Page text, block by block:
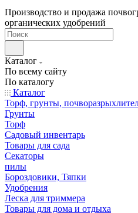
Производство и продажа
органических удобрений
Каталог
По всему сайту
По каталогу
Каталог
Торф, грунты,
Грунты
Торф
Садовый инвентарь
Товары для сада
Секаторы
пилы
Бороздовики, Тяпки
Удобрения
Леска для триммера
Товары для дома и отдыха